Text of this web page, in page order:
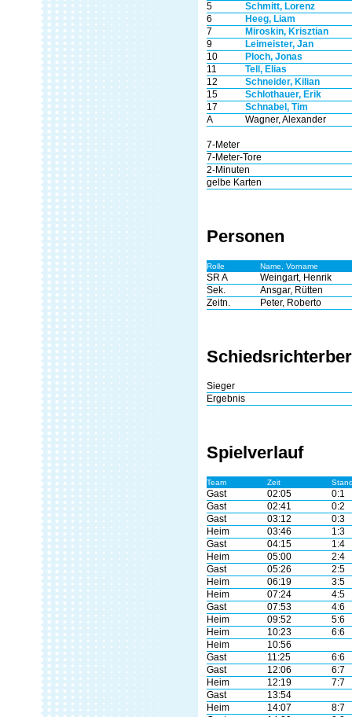
5
Schmitt, Lorenz
6
Heeg, Liam
7
Miroskin, Krisztian
9
Leimeister, Jan
10
Ploch, Jonas
11
Tell, Elias
12
Schneider, Kilian
15
Schlothauer, Erik
17
Schnabel, Tim
A
Wagner, Alexander
7-Meter
7-Meter-Tore
2-Minuten
gelbe Karten
Personen
Rolle Name, Vorname
SR A
Weingart, Henrik
Sek.
Ansgar, Rütten
Zeitn.
Peter, Roberto
Sieger
Ergebnis
Spielverlauf
Team Zeit
Gast 02:05
0:1
Gast
02:41
0:2
Gast
03:12
0:3
Heim
03:46
1:3
Gast
04:15
1:4
Heim
05:00
2:4
Gast
05:26
2:5
Heim
06:19
3:5
Heim
07:24
4:5
Gast
07:53
4:6
Heim
09:52
5:6
Heim
10:23
6:6
Heim
10:56
Gast
11:25
6:6
Gast
12:06
6:7
Heim
12:19
7:7
Gast
13:54
Heim
14:07
8:7